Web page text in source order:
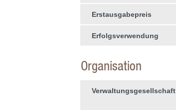
Erstausgabepreis
Erfolgsverwendung
Organisation
Verwaltungs­gesellschaft